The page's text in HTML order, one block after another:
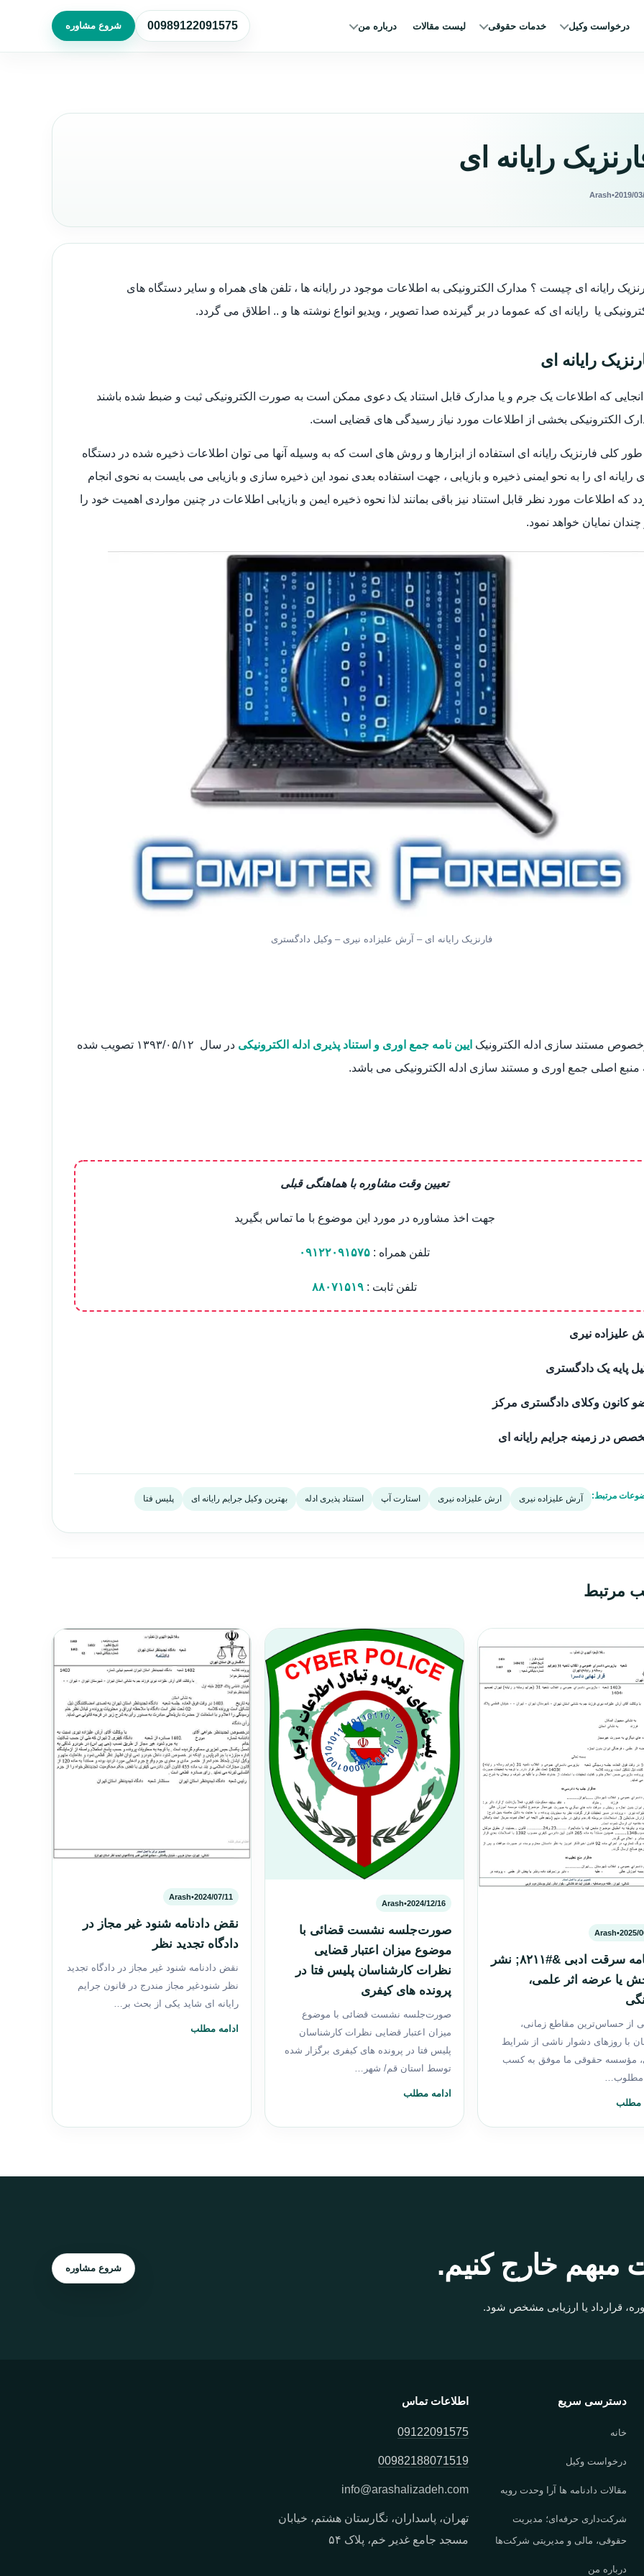
درخواست وکیل خدمات حقوقی لیست مقالات درباره من 00989122091575 شروع مشاوره
رایانه ای
2019/
•
Arash
رایانه ای چیست ؟ مدارک الکترونیکی به اطلاعات موجود در رایانه ها ، تلفن های همراه و سایر دستگاه های
یا رایانه ای که عموما در بر گیرنده صدا تصویر ، ویدیو انواع نوشته ها و .. اطلاق می گردد.
رایانه ای
انجایی که اطلاعات یک جرم و یا مدارک قابل استناد یک دعوی ممکن است به صورت الکترونیکی ثبت و ضبط شده باشند
الکترونیکی بخشی از اطلاعات مورد نیاز رسیدگی های قضایی است.
طور کلی فارنزیک رایانه ای استفاده از ابزارها و روش های است که به وسیله آنها می توان اطلاعات ذخیره شده در دستگاه
رایانه ای را به نحو ایمنی ذخیره و بازیابی ، جهت استفاده بعدی نمود این ذخیره سازی و بازیابی می بایست به نحوی انجام
که اطلاعات مورد نظر قابل استناد نیز باقی بمانند لذا نحوه ذخیره ایمن و بازیابی اطلاعات در چنین مواردی اهمیت خود را
چندان نمایان خواهد نمود.
فارنزیک رایانه ای – آرش علیزاده نیری – وکیل دادگستری
مستند سازی ادله الکترونیک ایین نامه جمع اوری و استناد پذیری ادله الکترونیکی
در سال ۱۳۹۳/۰۵/۱۲ تصویب شده
منبع اصلی جمع اوری و مستند سازی ادله الکترونیکی می باشد.
تعیین وقت مشاوره با هماهنگی قبلی
جهت اخذ مشاوره در مورد این موضوع با ما تماس بگیرید
تلفن همراه : ۰۹۱۲۲۰۹۱۵۷۵
تلفن ثابت : ۸۸۰۷۱۵۱۹
علیزاده نیری
پایه یک دادگستری
کانون وکلای دادگستری مرکز
در زمینه جرایم رایانه ای
مرتبط: آرش علیزاده نیری ارش علیزاده نیری استارت آپ استناد پذیری ادله بهترین وکیل جرایم رایانه ای پلیس فتا
مرتبط
2025/
•
Arash
دادنامه سرقت ادبی &#۸۲۱۱; نشر
یا عرضه اثر علمی،
از حساس‌ترین مقاطع زمانی،
با روزهای دشوار ناشی از شرایط
مؤسسه حقوقی ما موفق به کسب
مطلوب…
مطلب
2024/12/16
•
Arash
صورت‌جلسه نشست قضائی با
موضوع میزان اعتبار قضایی
نظرات کارشناسان پلیس فتا در
پرونده های کیفری
صورت‌جلسه نشست قضائی با موضوع
میزان اعتبار قضایی نظرات کارشناسان
پلیس فتا در پرونده های کیفری برگزار شده
توسط استان قم/ شهر…
ادامه مطلب
2024/07/11
•
Arash
نقض دادنامه شنود غیر مجاز در
دادگاه تجدید نظر
نقض دادنامه شنود غیر مجاز در دادگاه تجدید
نظر شنودغیر مجاز مندرج در قانون جرایم
رایانه ای شاید یکی از بحث بر…
ادامه مطلب
مبهم خارج کنیم.
قرارداد یا ارزیابی مشخص شود.
شروع مشاوره
دسترسی سریع
خانه
درخواست وکیل
مقالات دادنامه ها آرا وحدت رویه
شرکت‌داری حرفه‌ای؛ مدیریت
حقوقی، مالی و مدیریتی شرکت‌ها
درباره من
اطلاعات تماس
09122091575
00982188071519
info@arashalizadeh.com
تهران، پاسداران، نگارستان هشتم، خیابان
مسجد جامع غدیر خم، پلاک ۵۴